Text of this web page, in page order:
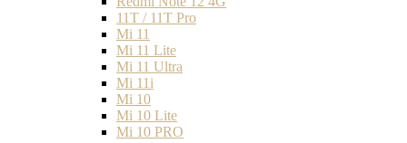
11T / 11T Pro
Mi 11
Mi 11 Lite
Mi 11 Ultra
Mi 11i
Mi 10
Mi 10 Lite
Mi 10 PRO